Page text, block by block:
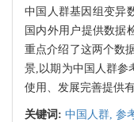
中国人群基因组变异
国内外用户提供数据
重点介绍了这两个数
景,以期为中国人群参
使用、发展完善提供有
关键词: 中国人群, 参